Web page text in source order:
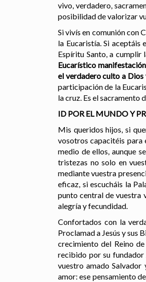
vivo, verdadero,
posibilidad de valorizar
Si vivís en comunión con
la Eucaristía. Si
Espíritu Santo, a cumplir
Eucarístico
el verdadero culto a
participación de la
la cruz. Es el sacramento
ID POR EL MUNDO Y
Mis queridos hijos, si
vosotros capacitéis para
medio de ellos, aunque
tristezas no solo en
mediante vuestra
eficaz, si escucháis la
punto central de vuestra
alegría y fecundidad.
Confortados con la
Proclamad a Jesús y sus
crecimiento del Reino
recibido por su fundador
vuestro amado Salvador
amor: ese pensamiento